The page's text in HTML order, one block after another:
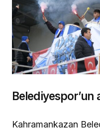
Belediyespor’un
Kahramankazan